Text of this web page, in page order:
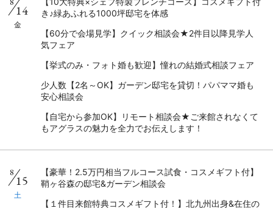
14
金
き♪緑あふれる1000坪邸宅を体感
【60分で会場見学】クイック相談会★2件目以降見学人
気フェア
【挙式のみ・フォト婚も歓迎】憧れの結婚式相談フェア
少人数【2名～OK】ガーデン邸宅を貸切！パパママ婚も
安心相談会
【自宅から参加OK】リモート相談会★ご来館されなくて
もアグラスの魅力を全力でお伝えします！
8
15
土
【豪華！2.5万円相当フルコース試食・コスメギフト付】
鞘ヶ谷森の邸宅&ガーデン相談会
【１件目来館特典コスメギフト付！】北九州出身&在住の